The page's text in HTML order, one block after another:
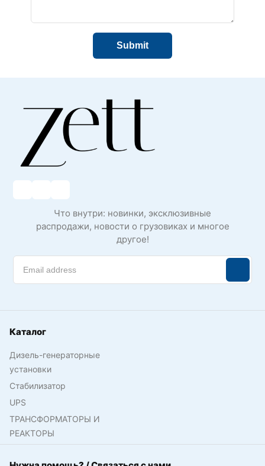
Что внутри: новинки, эксклюзивные
распродажи, новости о грузовиках и многое
другое!
Каталог
Дизель-генераторные
установки
Стабилизатор
UPS
ТРАНСФОРМАТОРЫ И
РЕАКТОРЫ